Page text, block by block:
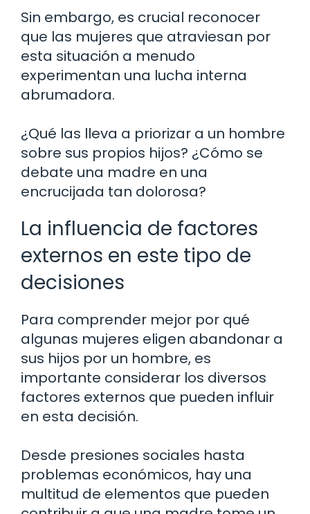
Sin embargo, es crucial reconocer
que las mujeres que atraviesan por
esta situación a menudo
experimentan una lucha interna
abrumadora.
¿Qué las lleva a priorizar a un hombre
sobre sus propios hijos? ¿Cómo se
debate una madre en una
encrucijada tan dolorosa?
La influencia de factores
externos en este tipo de
decisiones
Para comprender mejor por qué
algunas mujeres eligen abandonar a
sus hijos por un hombre, es
importante considerar los diversos
factores externos que pueden influir
en esta decisión.
Desde presiones sociales hasta
problemas económicos, hay una
multitud de elementos que pueden